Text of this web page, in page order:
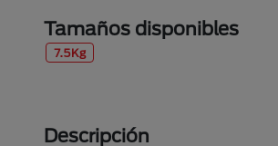
Tamaños disponibles
7.5Kg
Descripción